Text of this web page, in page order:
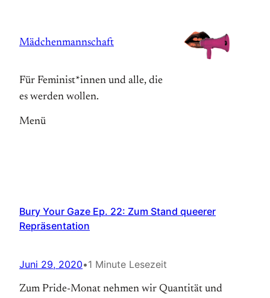
springen
Mädchenmannschaft
Für Feminist*innen und alle, die
es werden wollen.
Menü
Bury Your Gaze Ep. 22: Zum Stand queerer
Repräsentation
Juni 29, 2020•1 Minute Lesezeit
Zum Pride-Monat nehmen wir Quantität und